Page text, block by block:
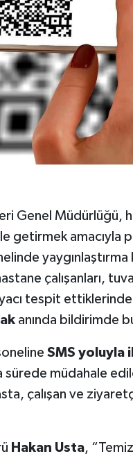
Genel
getirmek
yaygınlaştırma
çalışanları,
tespit
anında bildirimde
SMS yoluyla
sürede müdahale
çalışan ve
Hakan Usta,